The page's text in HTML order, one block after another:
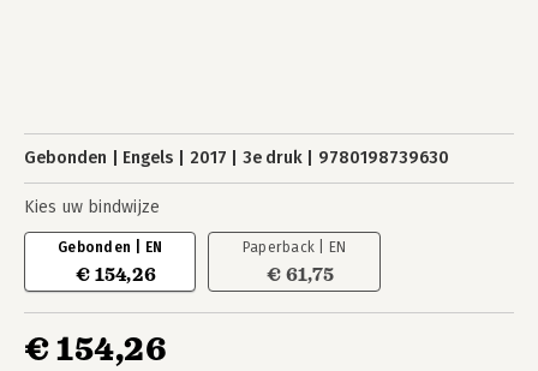
Gebonden Engels 2017 3e druk 9780198739630
Kies uw bindwijze
Gebonden | EN
€ 154,26
Paperback | EN
€ 61,75
€ 154,26